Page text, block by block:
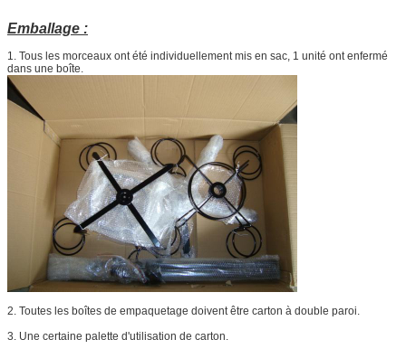
Emballage :
1. Tous les morceaux ont été individuellement mis en sac, 1 unité ont enfermé
dans une boîte.
2. Toutes les boîtes de empaquetage doivent être carton à double paroi.
3. Une certaine palette d'utilisation de carton.